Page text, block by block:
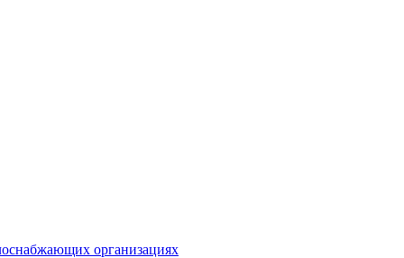
организациях